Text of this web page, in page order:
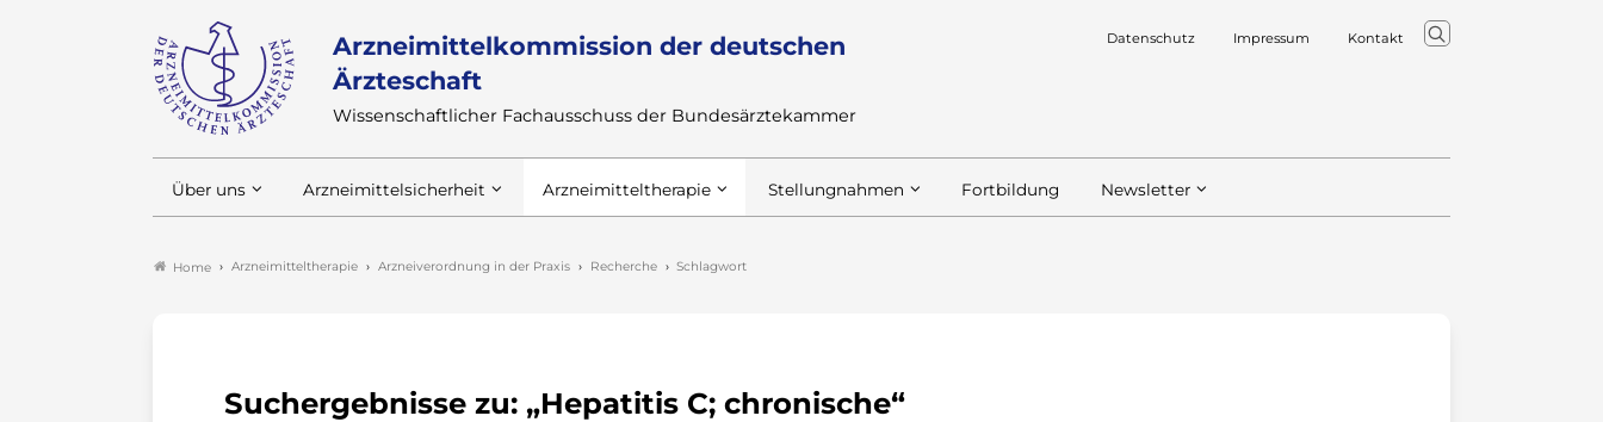
Arzneimittelkommission der deutschen
Ärzteschaft
Wissenschaftlicher Fachausschuss der Bundesärztekammer
Datenschutz Impressum Kontakt
Über uns Arzneimittelsicherheit Arzneimitteltherapie Stellungnahmen Fortbildung Newsletter
Home Arzneimitteltherapie Arzneiverordnung in der Praxis Recherche Schlagwort
Suchergebnisse zu: „Hepatitis C; chronische“